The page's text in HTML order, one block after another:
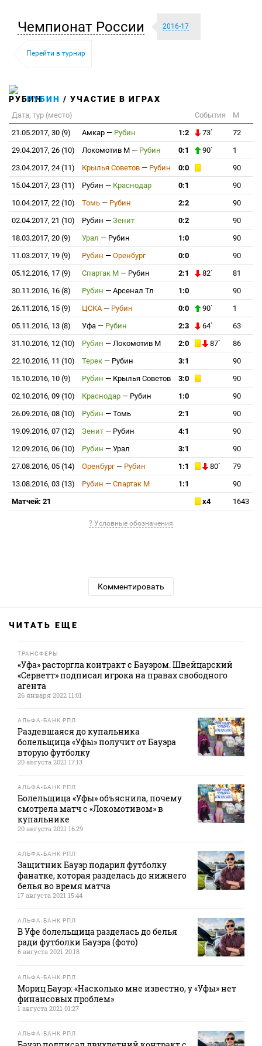
Чемпионат России 2016-17
Перейти в турнир
РУБИН / УЧАСТИЕ В ИГРАХ
Дата, тур (место) События
М
21.05.2017, 30 (9)
Амкар — Рубин 1:2 73`
72
29.04.2017, 26 (10)
Локомотив М — Рубин 0:1 90`
1
23.04.2017, 24 (11)
Крылья Советов — Рубин 0:0
90
15.04.2017, 23 (11)
Рубин — Краснодар 0:1
90
10.04.2017, 22 (10)
Томь — Рубин 2:2
90
02.04.2017, 21 (10)
Рубин — Зенит 0:2
90
18.03.2017, 20 (9)
Урал — Рубин 1:0
90
11.03.2017, 19 (9)
Рубин — Оренбург 0:0
90
05.12.2016, 17 (9)
Спартак М — Рубин 2:1 82`
81
30.11.2016, 16 (8)
Рубин — Арсенал Тл 1:0
90
26.11.2016, 15 (9)
ЦСКА — Рубин 0:0 90`
1
05.11.2016, 13 (8)
Уфа — Рубин 2:3 64`
63
31.10.2016, 12 (10)
Рубин — Локомотив М 2:0 87`
86
22.10.2016, 11 (10)
Терек — Рубин 3:1
90
15.10.2016, 10 (9)
Рубин — Крылья Советов 3:0
90
02.10.2016, 09 (10)
Краснодар — Рубин 1:0
90
26.09.2016, 08 (10)
Рубин — Томь 2:1
90
19.09.2016, 07 (12)
Зенит — Рубин 4:1
90
12.09.2016, 06 (10)
Рубин — Урал 3:1
90
27.08.2016, 05 (14)
Оренбург — Рубин 1:1 80`
79
13.08.2016, 03 (13)
Рубин — Спартак М 1:1
90
Матчей: 21
x4 1643
? Условные обозначения
Комментировать
ЧИТАТЬ ЕЩЕ
ТРАНСФЕРЫ
«Уфа» расторгла контракт с Бауэром. Швейцарский
«Серветт» подписал игрока на правах свободного
агента
26 января 2022 11:01
АЛЬФА-БАНК РПЛ
Раздевшаяся до купальника
болельщица «Уфы» получит от Бауэра
вторую футболку
20 августа 2021 17:13
АЛЬФА-БАНК РПЛ
Болельщица «Уфы» объяснила, почему
смотрела матч с «Локомотивом» в
купальнике
20 августа 2021 16:29
АЛЬФА-БАНК РПЛ
Защитник Бауэр подарил футболку
фанатке, которая разделась до нижнего
белья во время матча
17 августа 2021 15:44
АЛЬФА-БАНК РПЛ
В Уфе болельщица разделась до белья
ради футболки Бауэра (фото)
6 августа 2021 20:18
АЛЬФА-БАНК РПЛ
Мориц Бауэр: «Насколько мне известно, у «Уфы» нет
финансовых проблем»
1 августа 2021 01:27
АЛЬФА-БАНК РПЛ